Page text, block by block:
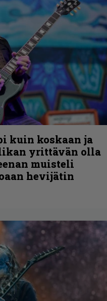
kuin koskaan ja
yrittävän olla
muisteli
hevijätin